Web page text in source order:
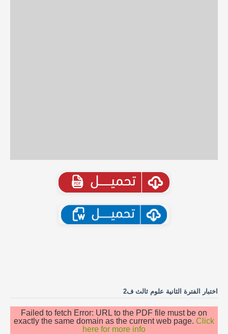
اختبار الفترة الثانية علوم ثالث ف2
Failed to fetch Error: URL to the PDF file must be on
exactly the same domain as the current web page. Click
here for more info